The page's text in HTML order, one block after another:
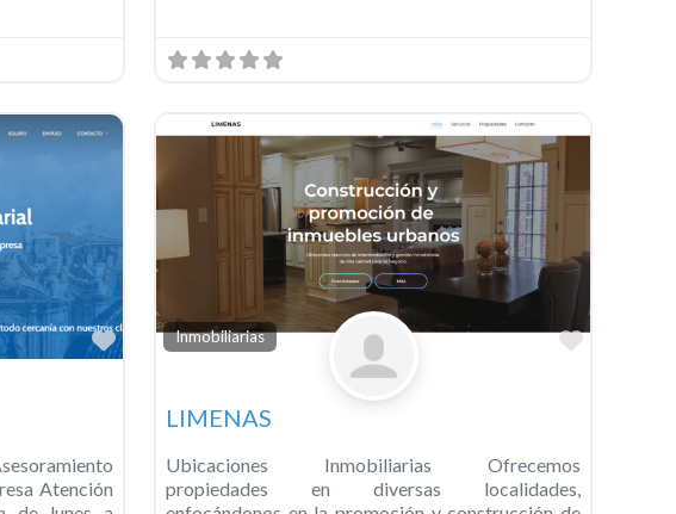
Favorito
Atención
Inmobiliarias Favorito
LIMENAS
Ubicaciones Inmobiliarias Ofrecemos
propiedades en diversas localidades,